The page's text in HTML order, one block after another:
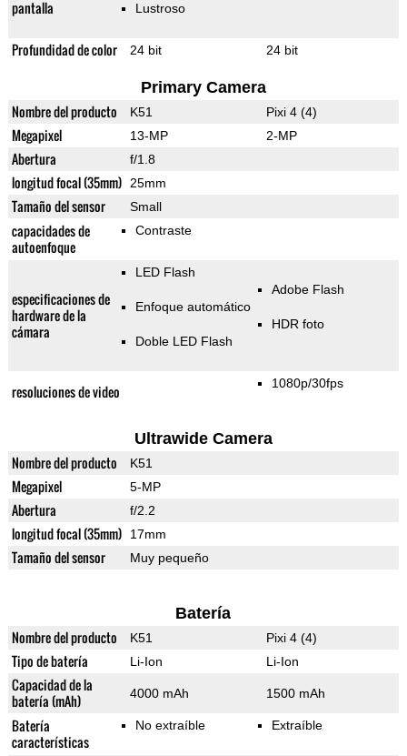
pantalla
Lustroso
Profundidad de color 24 bit 24 bit
Primary Camera
Nombre del producto K51 Pixi 4 (4)
Megapixel 13-MP 2-MP
Abertura f/1.8
longitud focal (35mm) 25mm
Tamaño del sensor Small
capacidades de
autoenfoque
Contraste
especificaciones de
hardware de la
cámara
LED Flash
Enfoque automático
Doble LED Flash
Adobe Flash
HDR foto
resoluciones de video 1080p/30fps
Ultrawide Camera
Nombre del producto K51
Megapixel 5-MP
Abertura f/2.2
longitud focal (35mm) 17mm
Tamaño del sensor Muy pequeño
Batería
Nombre del producto K51 Pixi 4 (4)
Tipo de batería Li-Ion Li-Ion
Capacidad de la
batería (mAh)
4000 mAh 1500 mAh
Batería
características
No extraíble Extraíble